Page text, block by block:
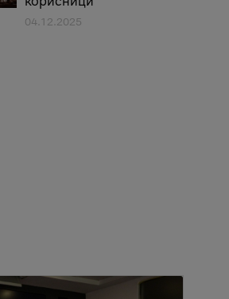
04.12.2025